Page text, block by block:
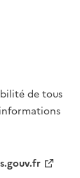
de tous